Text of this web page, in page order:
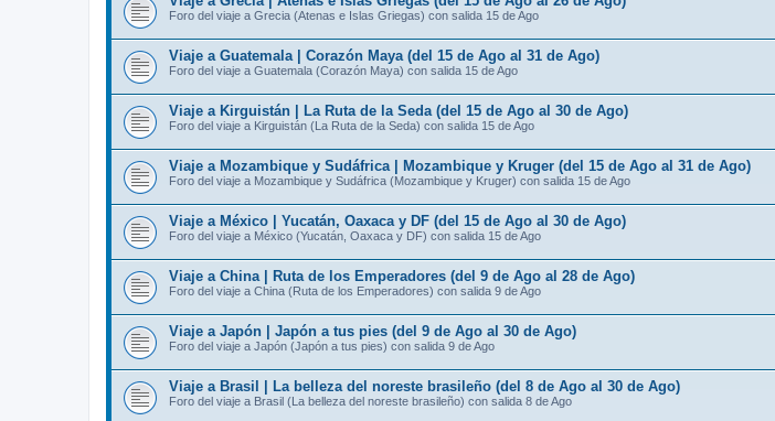
Foro del viaje a Grecia (Atenas e Islas Griegas) con salida 15 de Ago
Viaje a Guatemala | Corazón Maya (del 15 de Ago al 31 de Ago)
Foro del viaje a Guatemala (Corazón Maya) con salida 15 de Ago
Viaje a Kirguistán | La Ruta de la Seda (del 15 de Ago al 30 de Ago)
Foro del viaje a Kirguistán (La Ruta de la Seda) con salida 15 de Ago
Viaje a Mozambique y Sudáfrica | Mozambique y Kruger (del 15 de Ago al 31 de Ago)
Foro del viaje a Mozambique y Sudáfrica (Mozambique y Kruger) con salida 15 de Ago
Viaje a México | Yucatán, Oaxaca y DF (del 15 de Ago al 30 de Ago)
Foro del viaje a México (Yucatán, Oaxaca y DF) con salida 15 de Ago
Viaje a China | Ruta de los Emperadores (del 9 de Ago al 28 de Ago)
Foro del viaje a China (Ruta de los Emperadores) con salida 9 de Ago
Viaje a Japón | Japón a tus pies (del 9 de Ago al 30 de Ago)
Foro del viaje a Japón (Japón a tus pies) con salida 9 de Ago
Viaje a Brasil | La belleza del noreste brasileño (del 8 de Ago al 30 de Ago)
Foro del viaje a Brasil (La belleza del noreste brasileño) con salida 8 de Ago